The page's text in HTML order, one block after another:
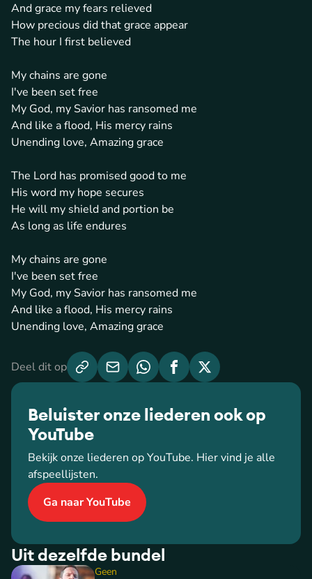
And grace my fears relieved
How precious did that grace appear
The hour I first believed
My chains are gone
I've been set free
My God, my Savior has ransomed me
And like a flood, His mercy rains
Unending love, Amazing grace
The Lord has promised good to me
His word my hope secures
He will my shield and portion be
As long as life endures
My chains are gone
I've been set free
My God, my Savior has ransomed me
And like a flood, His mercy rains
Unending love, Amazing grace
Deel dit op
Beluister onze liederen ook op
YouTube
Bekijk onze liederen op YouTube. Hier vind je alle
afspeellijsten.
Ga naar YouTube
Uit dezelfde bundel
Geen